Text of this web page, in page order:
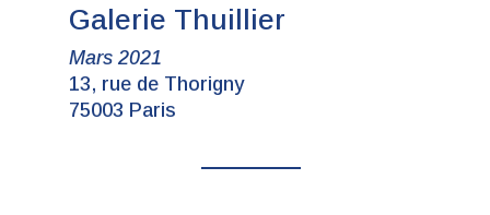
Galerie Thuillier
Mars 2021
13, rue de Thorigny
75003 Paris